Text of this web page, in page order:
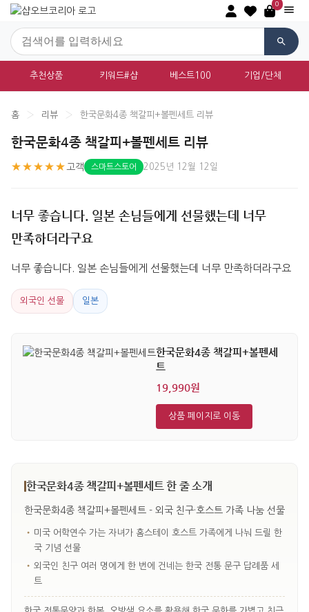
0
추천상품 키워드#샵 베스트100 기업/단체
홈 › 리뷰 › 한국문화4종 책갈피+볼펜세트 리뷰
한국문화4종 책갈피+볼펜세트 리뷰
★★★★★ 고객 스마트스토어 2025년 12월 12일
너무 좋습니다. 일본 손님들에게 선물했는데 너무
만족하더라구요
너무 좋습니다. 일본 손님들에게 선물했는데 너무 만족하더라구요
외국인 선물 일본
한국문화4종 책갈피+볼펜세
트
19,990원
상품 페이지로 이동
한국문화4종 책갈피+볼펜세트 한 줄 소개
한국문화4종 책갈피+볼펜세트 - 외국 친구·호스트 가족 나눔 선물
• 미국 어학연수 가는 자녀가 홈스테이 호스트 가족에게 나눠 드릴 한
국 기념 선물
• 외국인 친구 여러 명에게 한 번에 건네는 한국 전통 문구 답례품 세
트